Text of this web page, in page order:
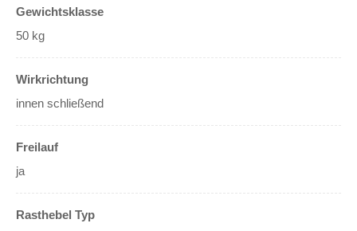
Gewichtsklasse
50 kg
Wirkrichtung
innen schließend
Freilauf
ja
Rasthebel Typ